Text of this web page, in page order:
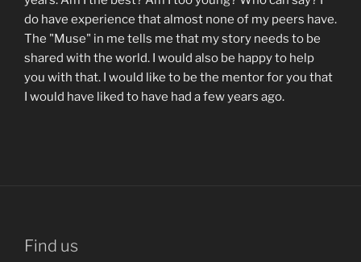
do have experience that almost none of my peers have.
The "Muse" in me tells me that my story needs to be
shared with the world. I would also be happy to help
you with that. I would like to be the mentor for you that
I would have liked to have had a few years ago.
Find us